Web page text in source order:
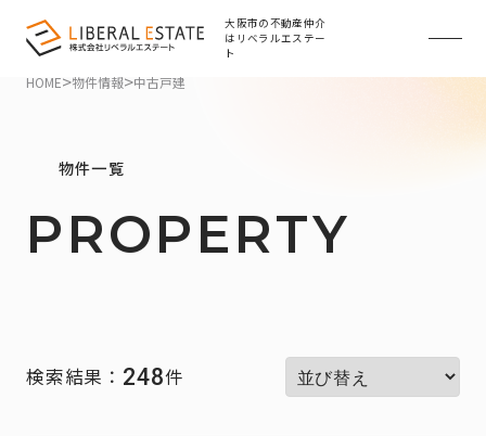
大阪市の不動産仲介
はリベラルエステー
ト
HOME>物件情報>中古戸建
物件一覧
PROPERTY
検索結果： 248件